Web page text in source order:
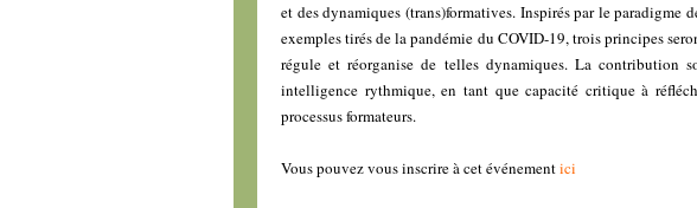
et des dynamiques (trans)formatives. Inspirés par le
exemples tirés de la pandémie du COVID-19, trois principes
régule et réorganise de telles dynamiques. La contribution
intelligence rythmique, en tant que capacité critique à
processus formateurs.
Vous pouvez vous inscrire à cet événementici